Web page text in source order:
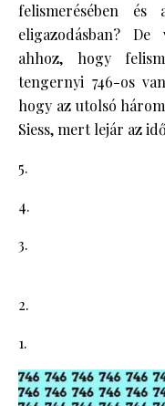
felismerésében
eligazodásban?
ahhoz, hogy
tengernyi 746-os
hogy az utolsó
Siess, mert lejár az
5.
4.
3.
2.
1.